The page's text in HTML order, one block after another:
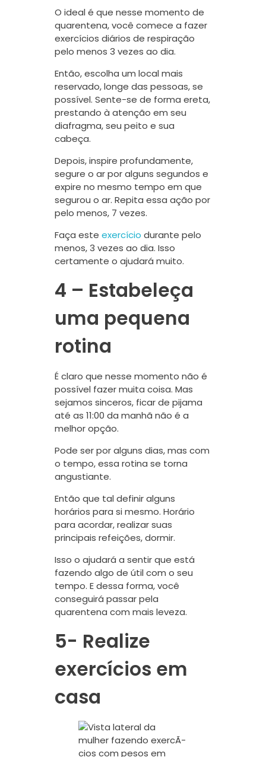
O ideal é que nesse momento de
quarentena, você comece a fazer
exercícios diários de respiração
pelo menos 3 vezes ao dia.
Então, escolha um local mais
reservado, longe das pessoas, se
possível. Sente-se de forma ereta,
prestando à atenção em seu
diafragma, seu peito e sua
cabeça.
Depois, inspire profundamente,
segure o ar por alguns segundos e
expire no mesmo tempo em que
segurou o ar. Repita essa ação por
pelo menos, 7 vezes.
Faça este exercício durante pelo
menos, 3 vezes ao dia. Isso
certamente o ajudará muito.
4 – Estabeleça
uma pequena
rotina
É claro que nesse momento não é
possível fazer muita coisa. Mas
sejamos sinceros, ficar de pijama
até as 11:00 da manhã não é a
melhor opção.
Pode ser por alguns dias, mas com
o tempo, essa rotina se torna
angustiante.
Então que tal definir alguns
horários para si mesmo. Horário
para acordar, realizar suas
principais refeições, dormir.
Isso o ajudará a sentir que está
fazendo algo de útil com o seu
tempo. E dessa forma, você
conseguirá passar pela
quarentena com mais leveza.
5- Realize
exercícios em
casa